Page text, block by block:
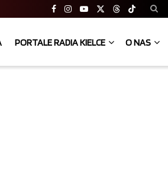
PORTALE RADIA KIELCE O NAS